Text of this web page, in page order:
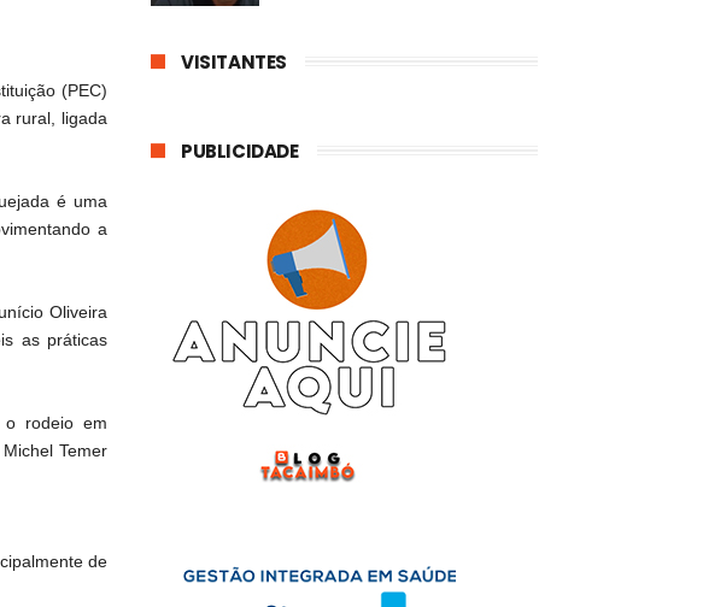
(PEC)
rural, ligada
é uma
a
Oliveira
as práticas
rodeio em
Temer
de
VISITANTES
PUBLICIDADE